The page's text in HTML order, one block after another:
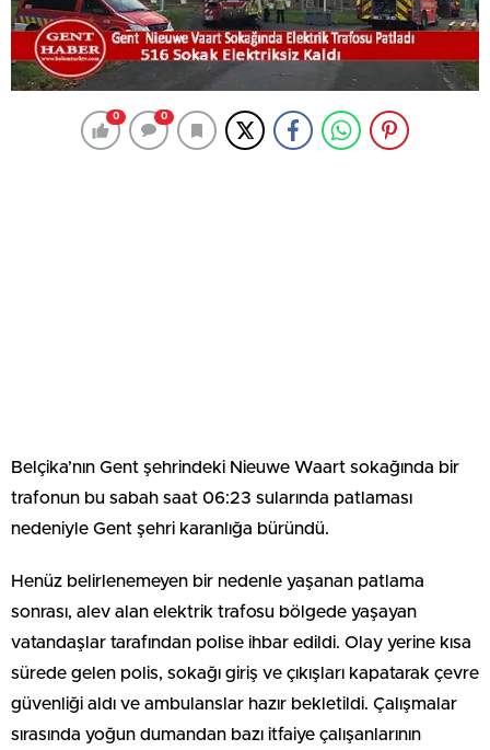
0 0
Belçika’nın Gent şehrindeki Nieuwe Waart sokağında bir
trafonun bu sabah saat 06:23 sularında patlaması
nedeniyle Gent şehri karanlığa büründü.
Henüz belirlenemeyen bir nedenle yaşanan patlama
sonrası, alev alan elektrik trafosu bölgede yaşayan
vatandaşlar tarafından polise ihbar edildi. Olay yerine kısa
sürede gelen polis, sokağı giriş ve çıkışları kapatarak çevre
güvenliği aldı ve ambulanslar hazır bekletildi. Çalışmalar
sırasında yoğun dumandan bazı itfaiye çalışanlarının